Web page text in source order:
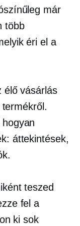
már
több
éri el a
élő vásárlás
áttekintések,
teszed
fel a
ki sok